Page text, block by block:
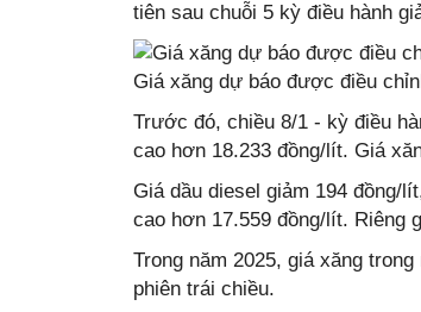
tiên sau chuỗi 5 kỳ điều hành
Giá xăng dự báo được điều
Trước đó, chiều 8/1 - kỳ điều
cao hơn 18.233 đồng/lít. Giá
Giá dầu diesel giảm 194 đồng/
cao hơn 17.559 đồng/lít. Riêng
Trong năm 2025, giá xăng
phiên trái chiều.